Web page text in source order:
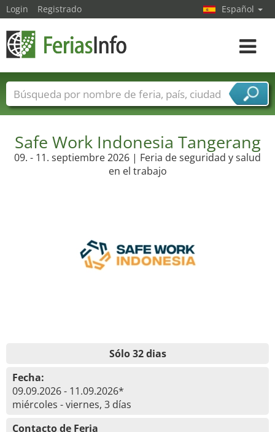
Safe Work Indonesia Tangerang
09. - 11. septiembre 2026 | Feria de seguridad y salud
en el trabajo
Sólo 32 dias
Fecha:
09.09.2026 - 11.09.2026*
miércoles - viernes, 3 días
Contacto de Feria
Login Registrado Español
toggle
Nombres de ferias Países
Ciudades
Sectores de proveedor de servicios